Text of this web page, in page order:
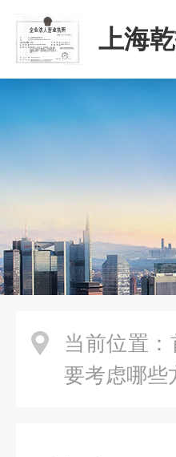
上海
当前位置：
要考虑哪些